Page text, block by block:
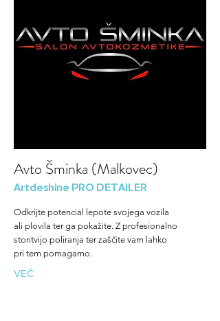
Avto Šminka (Malkovec)
Artdeshine PRO DETAILER
Odkrijte potencial lepote svojega vozila
ali plovila ter ga pokažite. Z profesionalno
storitvijo poliranja ter zaščite vam lahko
pri tem pomagamo.
VEČ